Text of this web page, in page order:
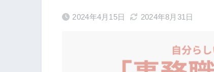
2024年4月15日 2024年8月31日